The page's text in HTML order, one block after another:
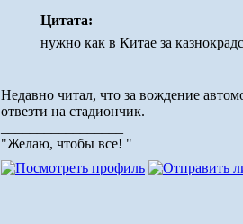
Цитата:
нужно как в Китае за
Недавно читал, что за вождение
отвезти на стадиончик.
"Желаю, чтобы все! "